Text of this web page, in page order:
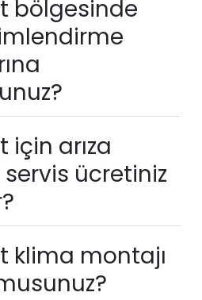
bölgesinde
için arıza
ücretiniz
klima montajı